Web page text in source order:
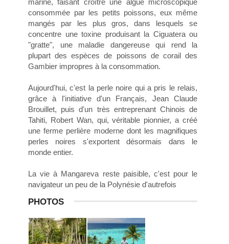
consommée par les petits poissons, eux même
mangés par les plus gros, dans lesquels se
concentre une toxine produisant la Ciguatera ou
"gratte", une maladie dangereuse qui rend la
plupart des espèces de poissons de corail des
Gambier impropres à la consommation.
Aujourd'hui, c'est la perle noire qui a pris le relais,
grâce à l'initiative d'un Français, Jean Claude
Brouillet, puis d'un très entreprenant Chinois de
Tahiti, Robert Wan, qui, véritable pionnier, a créé
une ferme perlière moderne dont les magnifiques
perles noires s'exportent désormais dans le
monde entier.
La vie à Mangareva reste paisible, c'est pour le
navigateur un peu de la Polynésie d'autrefois
PHOTOS